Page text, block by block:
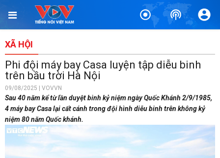
XÃ HỘI
Phi đội máy bay Casa luyện tập diễu binh
trên bầu trời Hà Nội
09/08/2025 | VOVVN
Sau 40 năm kể từ lần duyệt binh kỷ niệm ngày Quốc Khánh 2/9/1985,
4 máy bay Casa lại cất cánh trong đội hình diễu binh trên không kỷ
niệm 80 năm Quốc khánh.